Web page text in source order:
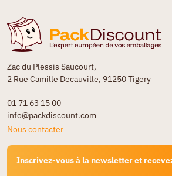
Zac du Plessis Saucourt,
2 Rue Camille Decauville, 91250 Tigery
01 71 63 15 00
info@packdiscount.com
Nous contacter
Inscrivez-vous à la newsletter et